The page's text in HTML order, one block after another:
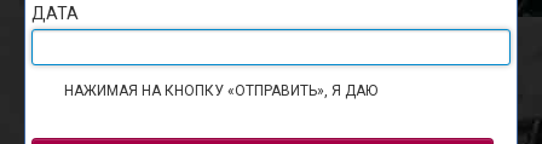
ДАТА
НАЖИМАЯ НА КНОПКУ «ОТПРАВИТЬ», Я ДАЮ